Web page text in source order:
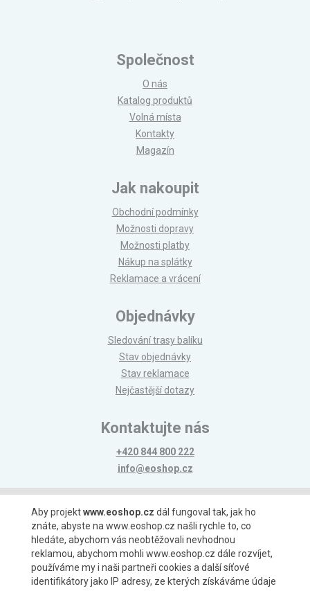
Společnost
O nás
Katalog produktů
Volná místa
Kontakty
Magazín
Jak nakoupit
Obchodní podmínky
Možnosti dopravy
Možnosti platby
Nákup na splátky
Reklamace a vrácení
Objednávky
Sledování trasy balíku
Stav objednávky
Stav reklamace
Nejčastější dotazy
Kontaktujte nás
+420 844 800 222
info@eoshop.cz
Možnosti platby
Možnosti dopravy
Aby projektwww.eoshop.cz dál fungoval tak, jak ho
znáte, abyste na www.eoshop.cz našli rychle to, co
hledáte, abychom vás neobtěžovali nevhodnou
reklamou, abychom mohli www.eoshop.cz dále rozvíjet,
používáme my i naši partneři cookies a další síťové
identifikátory jako IP adresy, ze kterých získáváme údaje